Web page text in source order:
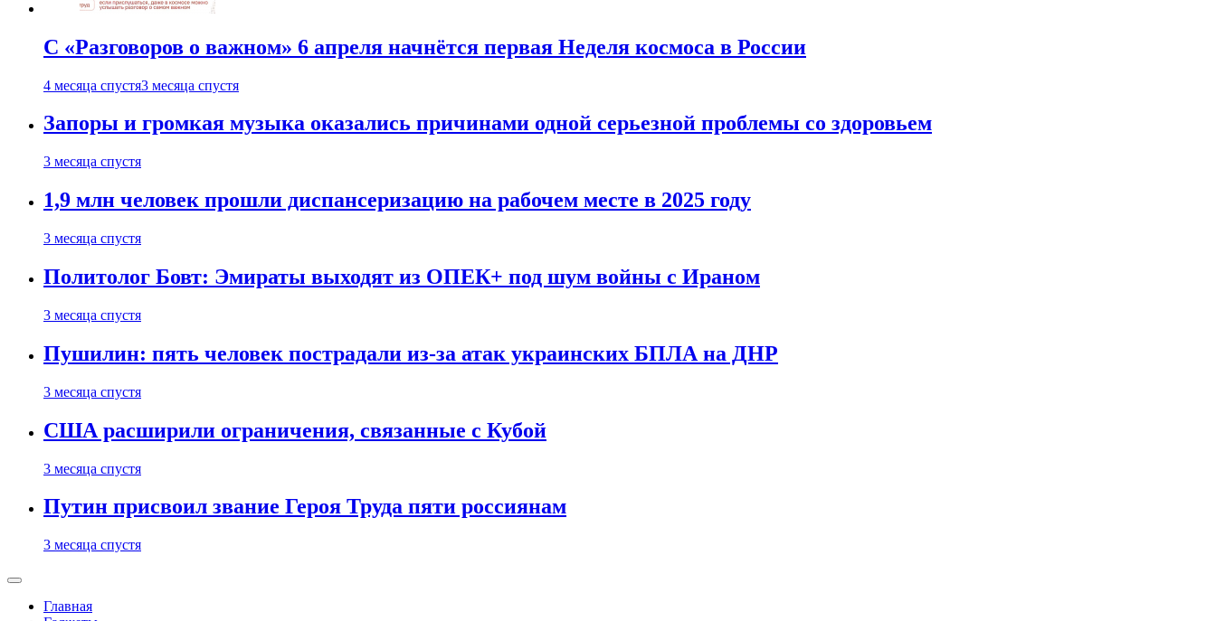
С «Разговоров о важном» 6 апреля начнётся первая Неделя космоса в России
4 месяца спустя3 месяца спустя
Запоры и громкая музыка оказались причинами одной серьезной проблемы со здоровьем
3 месяца спустя
1,9 млн человек прошли диспансеризацию на рабочем месте в 2025 году
3 месяца спустя
Политолог Бовт: Эмираты выходят из ОПЕК+ под шум войны с Ираном
3 месяца спустя
Пушилин: пять человек пострадали из-за атак украинских БПЛА на ДНР
3 месяца спустя
США расширили ограничения, связанные с Кубой
3 месяца спустя
Путин присвоил звание Героя Труда пяти россиянам
3 месяца спустя
Главная